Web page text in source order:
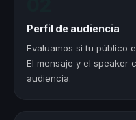
Perfil de audiencia
Evaluamos si tu público
El mensaje y el speaker
audiencia.